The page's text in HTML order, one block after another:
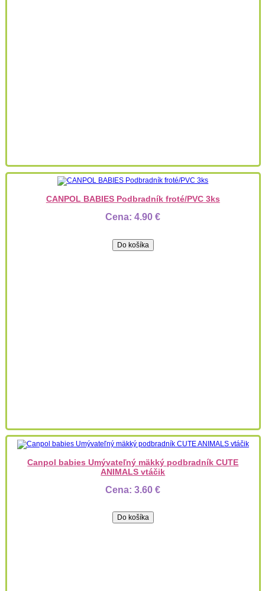
CANPOL BABIES Podbradník froté/PVC 3ks
Cena:4.90 €
Canpol babies Umývateľný mäkký podbradník CUTE
ANIMALS vtáčik
Cena:3.60 €